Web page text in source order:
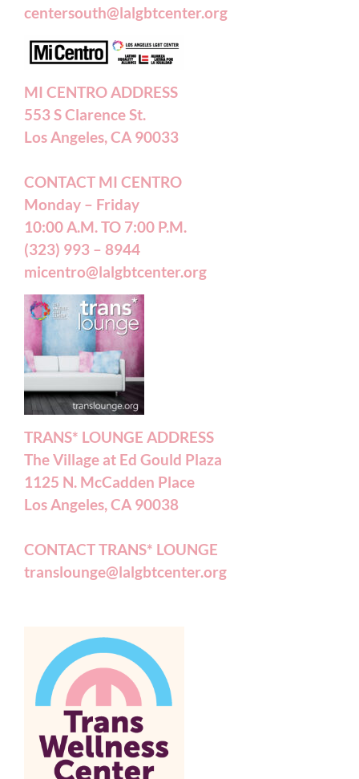
California Privacy Rights
Accessibility Statement
Patient Forms
centersouth@lalgbtcenter.org
MI CENTRO ADDRESS
553 S Clarence St.
Los Angeles, CA 90033
CONTACT MI CENTRO
Monday – Friday
10:00 A.M. TO 7:00 P.M.
(323) 993 – 8944
micentro@lalgbtcenter.org
TRANS* LOUNGE ADDRESS
The Village at Ed Gould Plaza
1125 N. McCadden Place
Los Angeles, CA 90038
CONTACT TRANS* LOUNGE
translounge@lalgbtcenter.org